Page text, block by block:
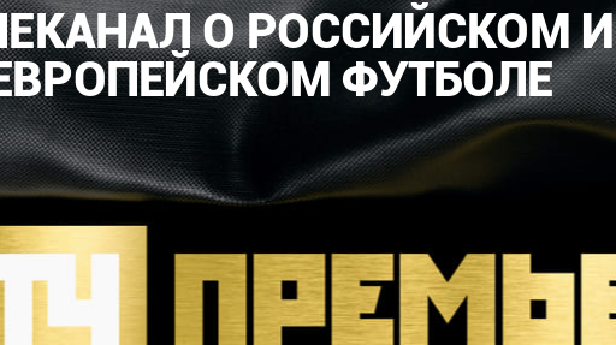
О РОССИЙСКОМ И
ФУТБОЛЕ